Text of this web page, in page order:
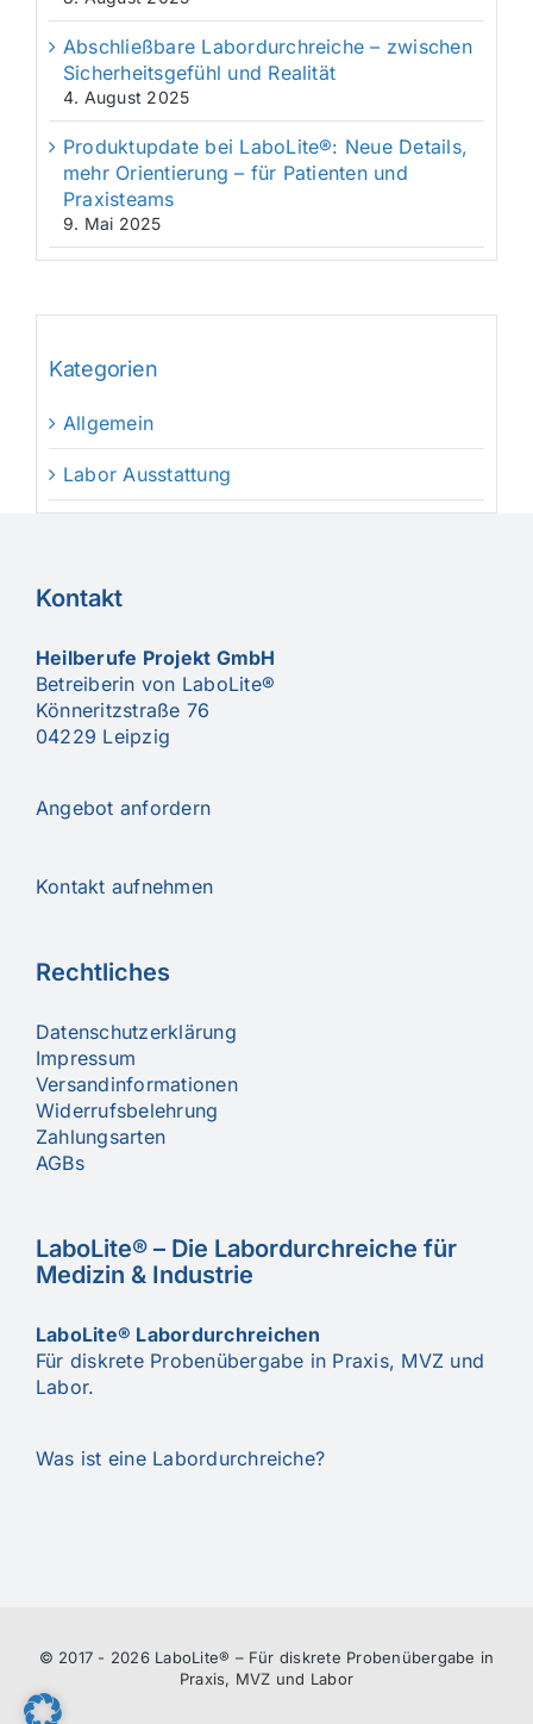
Abschließbare Labordurchreiche – zwischen
Sicherheitsgefühl und Realität
4. August 2025
Produktupdate bei LaboLite®: Neue Details,
mehr Orientierung – für Patienten und
Praxisteams
9. Mai 2025
Kategorien
Allgemein
Labor Ausstattung
Kontakt
Heilberufe Projekt GmbH
Betreiberin von LaboLite®
Könneritzstraße 76
04229 Leipzig
Angebot anfordern
Kontakt aufnehmen
Rechtliches
Datenschutzerklärung
Impressum
Versandinformationen
Widerrufsbelehrung
Zahlungsarten
AGBs
LaboLite® – Die Labordurchreiche für
Medizin & Industrie
LaboLite® Labordurchreichen
Für diskrete Probenübergabe in Praxis, MVZ und
Labor.
Was ist eine Labordurchreiche?
© 2017 - 2026 LaboLite® – Für diskrete Probenübergabe in
Praxis, MVZ und Labor